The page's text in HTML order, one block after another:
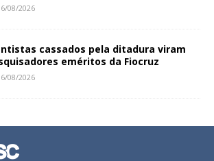
08/2026
cassados pela ditadura viram
eméritos da Fiocruz
08/2026